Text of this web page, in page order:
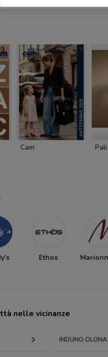
Cam Pali
Ethos
nelle vicinanze
INDUNO OLONA